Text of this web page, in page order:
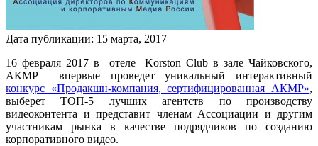
Дата публикации: 15 марта, 2017
16 февраля 2017 в отеле Korston Club в зале Чайковского,
АКМР впервые проведет уникальный интерактивный
конкурс «Продакшн-компания, сертифицированная АКМР»,
выберет ТОП-5 лучших агентств по производству
видеоконтента и представит членам Ассоциации и другим
участникам рынка в качестве подрядчиков по созданию
корпоративного видео.